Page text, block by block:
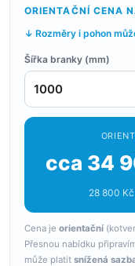
ORIENTAČNÍ CENA
↓ Rozměry i pohon
Šířka branky (mm)
cca 34
28 800
Cena je orientační
Přesnou nabídku
může platit snížená